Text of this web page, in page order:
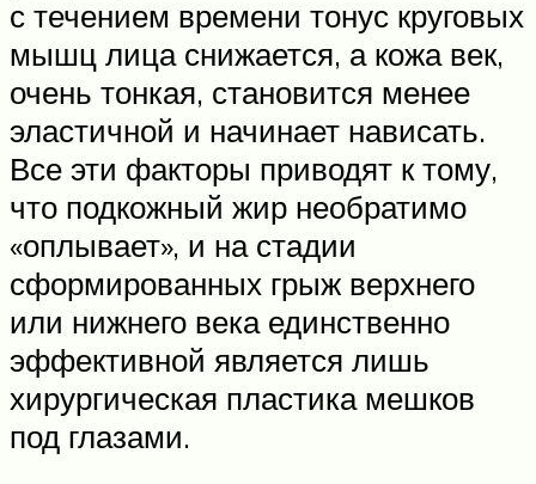
с течением времени тонус круговых
мышц лица снижается, а кожа век,
очень тонкая, становится менее
эластичной и начинает нависать.
Все эти факторы приводят к тому,
что подкожный жир необратимо
«оплывает», и на стадии
сформированных грыж верхнего
или нижнего века единственно
эффективной является лишь
хирургическая пластика мешков
под глазами.